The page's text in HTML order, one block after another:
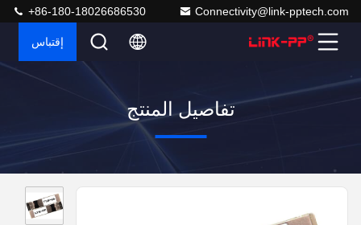
Connectivity@link-pptech.com
+86-180-18026686530
إقتباس
تفاصيل المنتج